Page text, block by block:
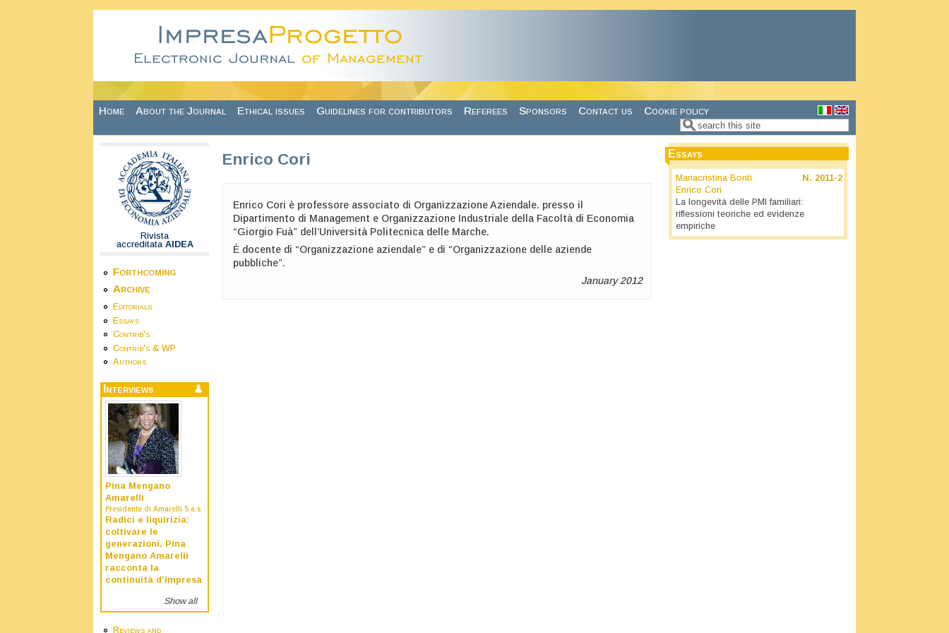
Home About the Journal Ethical issues Guidelines for contributors Referees Sponsors Contact us Cookie policy
Search form
Search
Rivista
accreditata AIDEA
Forthcoming
Archive
Editorials
Essays
Contrib's
Contrib's & WP
Authors
Interviews
Pina Mengano
Amarelli
Presidente di Amarelli S.a.s.
Radici e liquirizia:
coltivare le
generazioni. Pina
Mengano Amarelli
racconta la
continuità d’impresa
Show all
Reviews and
Enrico Cori
Enrico Cori è professore associato di Organizzazione Aziendale. presso il
Dipartimento di Management e Organizzazione Industriale della Facoltà di Economia
“Giorgio Fuà” dell’Università Politecnica delle Marche.
È docente di “Organizzazione aziendale” e di “Organizzazione delle aziende
pubbliche”.
January 2012
Essays
N. 2011-2
Mariacristina Bonti
Enrico Cori
La longevità delle PMI familiari:
riflessioni teoriche ed evidenze
empiriche